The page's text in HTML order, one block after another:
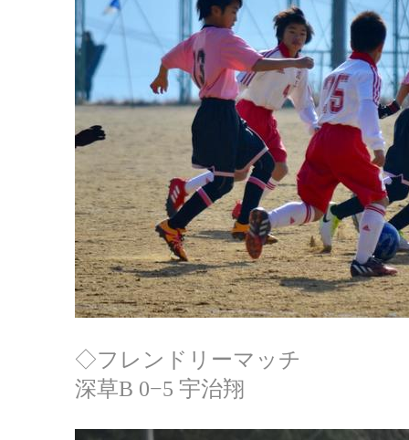
◇フレンドリーマッチ
深草B 0−5 宇治翔